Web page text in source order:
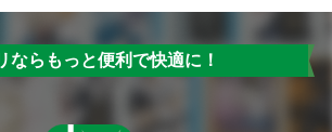
ならもっと便利で快適に！